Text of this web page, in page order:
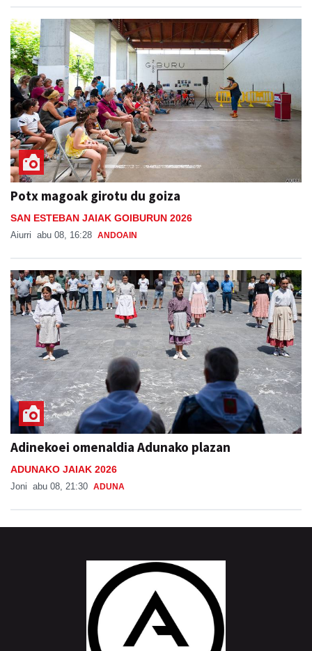
Potx magoak girotu du goiza
SAN ESTEBAN JAIAK GOIBURUN 2026
Aiurri abu 08, 16:28 ANDOAIN
Adinekoei omenaldia Adunako plazan
ADUNAKO JAIAK 2026
Joni abu 08, 21:30 ADUNA